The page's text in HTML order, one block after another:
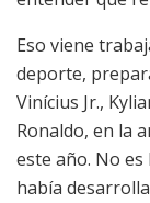
Eso viene
deporte,
Vinícius Jr.,
Ronaldo, en la
este año. No es
había